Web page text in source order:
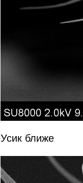
Усик ближе